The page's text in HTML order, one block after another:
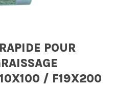
POUR
/ F19X200